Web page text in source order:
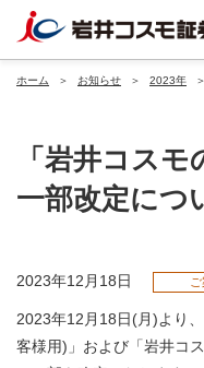
ホーム ＞ お知らせ ＞ 2023年 ＞
「岩井コス
一部改定につ
2023年12月18日
2023年12月18日(月)より
客様用)」および「岩井コ